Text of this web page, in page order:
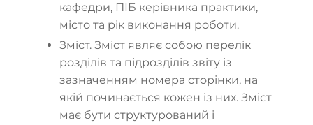
кафедри, ПІБ керівника практики,
місто та рік виконання роботи.
Зміст. Зміст являє собою перелік
розділів та підрозділів звіту із
зазначенням номера сторінки, на
якій починається кожен із них. Зміст
має бути структурований і